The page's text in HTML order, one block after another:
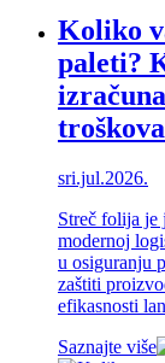
Koliko
paleti?
sri.jul.2026.
Streč folija je
modernoj
u osiguranju
zaštiti
efikasnosti
Saznajte više